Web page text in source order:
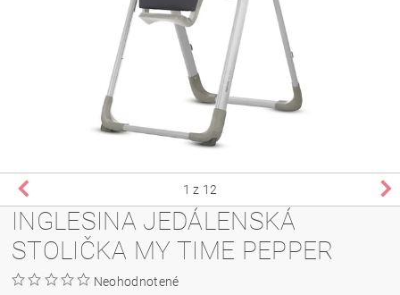
1 z 12
INGLESINA JEDÁLENSKÁ
STOLIČKA MY TIME PEPPER
Neohodnotené